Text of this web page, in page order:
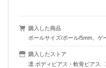
購入した商品
ボールサイズ/ボール/5mm、ゲ
購入したストア
凛 ボディピアス・軟骨ピアス